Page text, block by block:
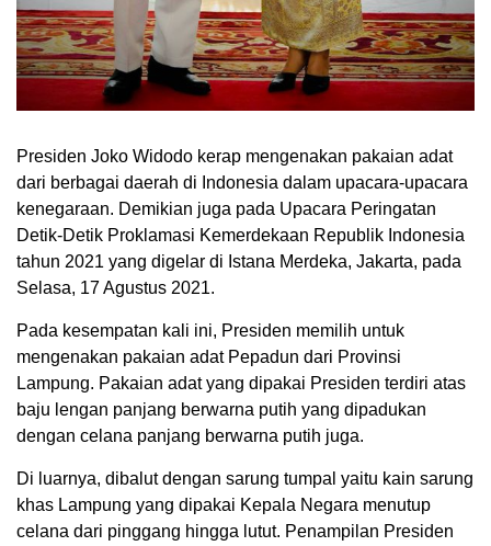
Presiden Joko Widodo kerap mengenakan pakaian adat
dari berbagai daerah di Indonesia dalam upacara-upacara
kenegaraan. Demikian juga pada Upacara Peringatan
Detik-Detik Proklamasi Kemerdekaan Republik Indonesia
tahun 2021 yang digelar di Istana Merdeka, Jakarta, pada
Selasa, 17 Agustus 2021.
Pada kesempatan kali ini, Presiden memilih untuk
mengenakan pakaian adat Pepadun dari Provinsi
Lampung. Pakaian adat yang dipakai Presiden terdiri atas
baju lengan panjang berwarna putih yang dipadukan
dengan celana panjang berwarna putih juga.
Di luarnya, dibalut dengan sarung tumpal yaitu kain sarung
khas Lampung yang dipakai Kepala Negara menutup
celana dari pinggang hingga lutut. Penampilan Presiden